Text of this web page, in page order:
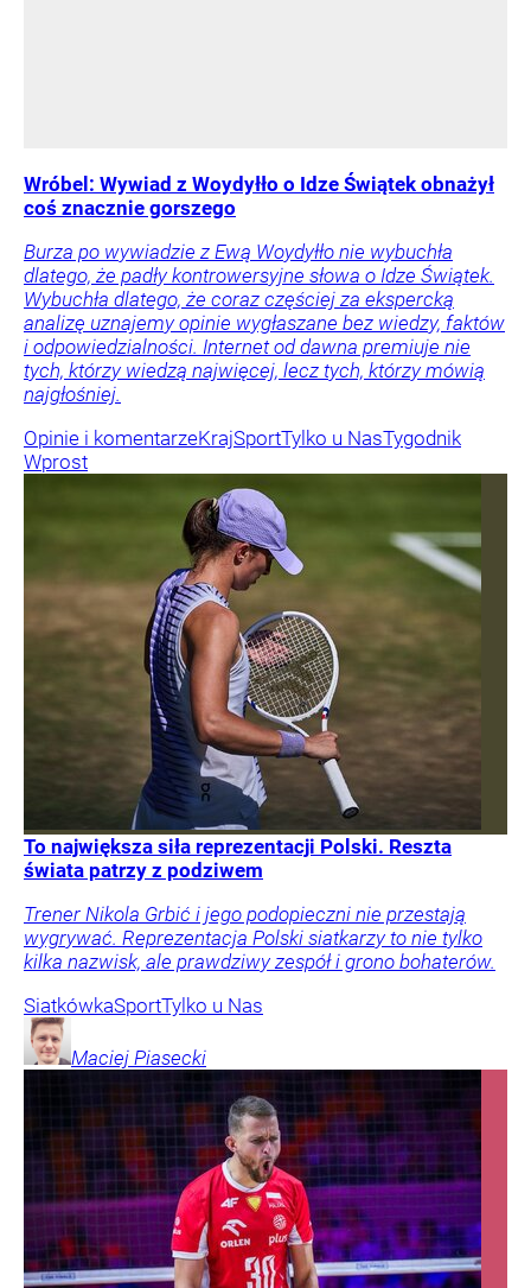
Wróbel: Wywiad z Woydyłło o Idze Świątek obnażył
coś znacznie gorszego
Burza po wywiadzie z Ewą Woydyłło nie wybuchła
dlatego, że padły kontrowersyjne słowa o Idze Świątek.
Wybuchła dlatego, że coraz częściej za ekspercką
analizę uznajemy opinie wygłaszane bez wiedzy, faktów
i odpowiedzialności. Internet od dawna premiuje nie
tych, którzy wiedzą najwięcej, lecz tych, którzy mówią
najgłośniej.
Opinie i komentarzeKrajSportTylko u NasTygodnik
Wprost
To największa siła reprezentacji Polski. Reszta
świata patrzy z podziwem
Trener Nikola Grbić i jego podopieczni nie przestają
wygrywać. Reprezentacja Polski siatkarzy to nie tylko
kilka nazwisk, ale prawdziwy zespół i grono bohaterów.
SiatkówkaSportTylko u Nas
Maciej Piasecki